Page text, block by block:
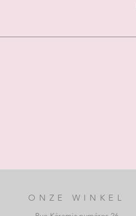
ONZE WINKEL